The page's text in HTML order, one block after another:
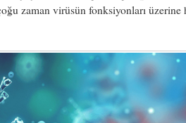
zaman virüsün fonksiyonları